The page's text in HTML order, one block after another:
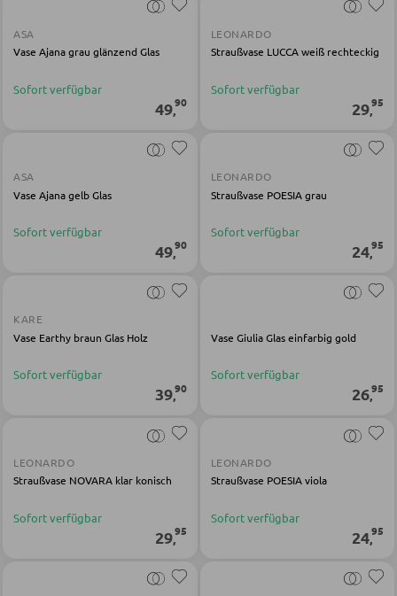
Tisch- und Eckbankgruppen
BADEZIMMER
Badezimmerschränke
Waschbecken und Armaturen
Badeinrichtungen
Badezimmerspiegel
Badaccessoires
Garderobenpaneele
Garderobenleisten
Garderobenspiegel
Kleiderhaken
Herrendiener
Garderoben Kommoden
Garderobenständer
ASA
Vase Ajana grau glänzend Glas
Sofort verfügbar
49,90
LEONARDO
Straußvase LUCCA weiß rechteckig
Sofort verfügbar
29,95
ASA
Vase Ajana gelb Glas
Sofort verfügbar
49,90
LEONARDO
Straußvase POESIA grau
Sofort verfügbar
24,95
KARE
Vase Earthy braun Glas Holz
Sofort verfügbar
39,90
Vase Giulia Glas einfarbig gold
Sofort verfügbar
26,95
LEONARDO
Straußvase NOVARA klar konisch
Sofort verfügbar
29,95
LEONARDO
Straußvase POESIA viola
Sofort verfügbar
24,95